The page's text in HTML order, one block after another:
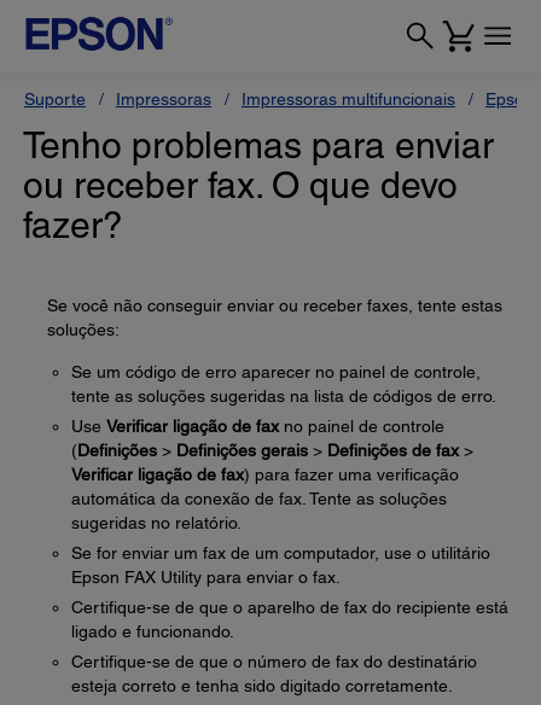
Suporte Impressoras Impressoras multifuncionais Epson
Tenho problemas para enviar
ou receber fax. O que devo
fazer?
Se você não conseguir enviar ou receber faxes, tente estas
soluções:
Se um código de erro aparecer no painel de controle,
tente as soluções sugeridas na lista de códigos de erro.
Use Verificar ligação de faxno painel de controle
(Definições > Definições gerais > Definições de fax>
Verificar ligação de fax) para fazer uma verificação
automática da conexão de fax. Tente as soluções
sugeridas no relatório.
Se for enviar um fax de um computador, use o utilitário
Epson FAX Utility para enviar o fax.
Certifique-se de que o aparelho de fax do recipiente está
ligado e funcionando.
Certifique-se de que o número de fax do destinatário
esteja correto e tenha sido digitado corretamente.